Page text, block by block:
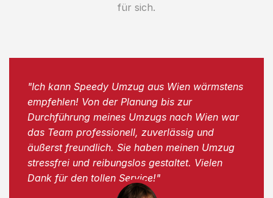
für sich.
"Ich kann Speedy Umzug aus Wien wärmstens
empfehlen! Von der Planung bis zur
Durchführung meines Umzugs nach Wien war
das Team professionell, zuverlässig und
äußerst freundlich. Sie haben meinen Umzug
stressfrei und reibungslos gestaltet. Vielen
Dank für den tollen Service!"